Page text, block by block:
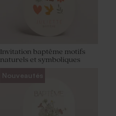
Invitation baptême motifs
naturels et symboliques
Nouveautés